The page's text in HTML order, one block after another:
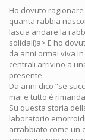
Ho dovuto
quanta rabbia
lascia andare la
solidali)a> E ho
da anni ormai viva
centrali arrivino a
presente.
Da anni dico “se
mai e tutto è
Su questa storia
laboratorio
arrabbiato come un